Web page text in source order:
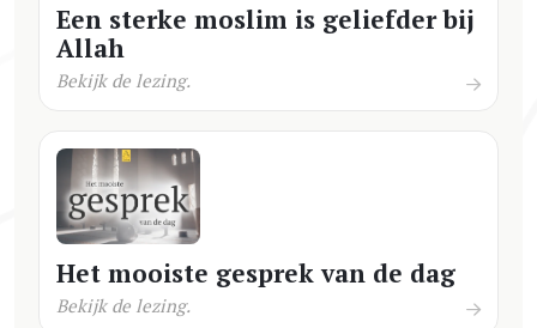
Een sterke moslim is geliefder bij
Allah
Bekijk de lezing.
Het mooiste gesprek van de dag
Bekijk de lezing.